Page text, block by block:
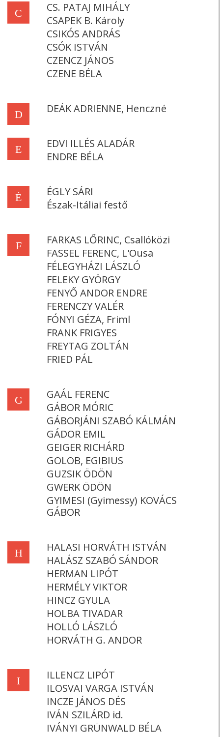
C
CS. PATAJ MIHÁLY
CSAPEK B. Károly
CSIKÓS ANDRÁS
CSÓK ISTVÁN
CZENCZ JÁNOS
CZENE BÉLA
D DEÁK ADRIENNE, Henczné
E
EDVI ILLÉS ALADÁR
ENDRE BÉLA
É
ÉGLY SÁRI
Észak-Itáliai festő
F
FARKAS LŐRINC, Csallóközi
FASSEL FERENC, L'Ousa
FÉLEGYHÁZI LÁSZLÓ
FELEKY GYÖRGY
FENYŐ ANDOR ENDRE
FERENCZY VALÉR
FÓNYI GÉZA, Friml
FRANK FRIGYES
FREYTAG ZOLTÁN
FRIED PÁL
G
GAÁL FERENC
GÁBOR MÓRIC
GÁBORJÁNI SZABÓ KÁLMÁN
GÁDOR EMIL
GEIGER RICHÁRD
GOLOB, EGIBIUS
GUZSIK ÖDÖN
GWERK ÖDÖN
GYIMESI (Gyimessy) KOVÁCS
GÁBOR
H
HALASI HORVÁTH ISTVÁN
HALÁSZ SZABÓ SÁNDOR
HERMAN LIPÓT
HERMÉLY VIKTOR
HINCZ GYULA
HOLBA TIVADAR
HOLLÓ LÁSZLÓ
HORVÁTH G. ANDOR
I
ILLENCZ LIPÓT
ILOSVAI VARGA ISTVÁN
INCZE JÁNOS DÉS
IVÁN SZILÁRD id.
IVÁNYI GRÜNWALD BÉLA